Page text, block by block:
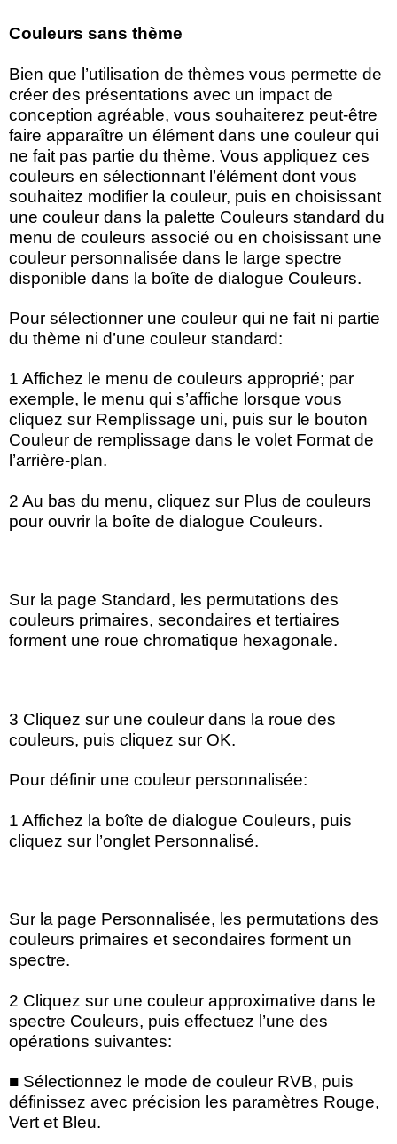
Couleurs sans thème
Bien que l’utilisation de thèmes vous permette de
créer des présentations avec un impact de
conception agréable, vous souhaiterez peut-être
faire apparaître un élément dans une couleur qui
ne fait pas partie du thème. Vous appliquez ces
couleurs en sélectionnant l’élément dont vous
souhaitez modifier la couleur, puis en choisissant
une couleur dans la palette Couleurs standard du
menu de couleurs associé ou en choisissant une
couleur personnalisée dans le large spectre
disponible dans la boîte de dialogue Couleurs.
Pour sélectionner une couleur qui ne fait ni partie
du thème ni d’une couleur standard:
1 Affichez le menu de couleurs approprié; par
exemple, le menu qui s’affiche lorsque vous
cliquez sur Remplissage uni, puis sur le bouton
Couleur de remplissage dans le volet Format de
l’arrière-plan.
2 Au bas du menu, cliquez sur Plus de couleurs
pour ouvrir la boîte de dialogue Couleurs.
Sur la page Standard, les permutations des
couleurs primaires, secondaires et tertiaires
forment une roue chromatique hexagonale.
3 Cliquez sur une couleur dans la roue des
couleurs, puis cliquez sur OK.
Pour définir une couleur personnalisée:
1 Affichez la boîte de dialogue Couleurs, puis
cliquez sur l’onglet Personnalisé.
Sur la page Personnalisée, les permutations des
couleurs primaires et secondaires forment un
spectre.
2 Cliquez sur une couleur approximative dans le
spectre Couleurs, puis effectuez l’une des
opérations suivantes:
■ Sélectionnez le mode de couleur RVB, puis
définissez avec précision les paramètres Rouge,
Vert et Bleu.